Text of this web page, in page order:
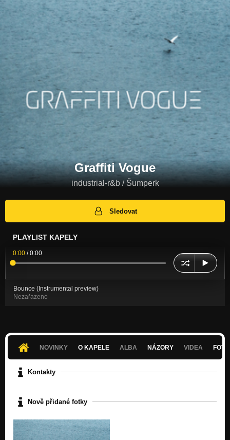
Graffiti Vogue
industrial-r&b / Šumperk
Sledovat
PLAYLIST KAPELY
0:00 /0:00
Bounce (Instrumental preview)
Nezařazeno
NOVINKY O KAPELE ALBA NÁZORY VIDEA
Kontakty
Nově přidané fotky